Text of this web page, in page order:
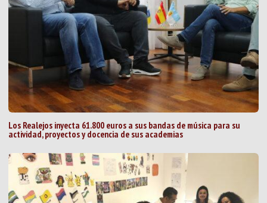
Los Realejos inyecta 61.800 euros a sus bandas de música para su
actividad, proyectos y docencia de sus academias